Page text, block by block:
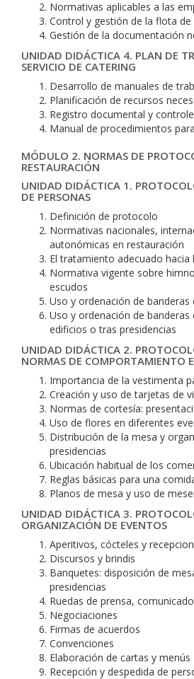
Normativas aplicables a las
Control y gestión de la flota de
Gestión de la documentación
UNIDAD DIDÁCTICA 4. PLAN DE
SERVICIO DE CATERING
Desarrollo de manuales de
Planificación de recursos
Registro documental y
Manual de procedimientos
MÓDULO 2. NORMAS DE
RESTAURACIÓN
UNIDAD DIDÁCTICA 1.
DE PERSONAS
Definición de protocolo
Normativas nacionales,
autonómicas en restauración
El tratamiento adecuado hacia
Normativa vigente sobre
escudos
Uso y ordenación de
Uso y ordenación de banderas
edificios o tras presidencias
UNIDAD DIDÁCTICA 2.
NORMAS DE COMPORTAMIENTO
Importancia de la vestimenta
Creación y uso de tarjetas de
Normas de cortesía:
Uso de flores en diferentes
Distribución de la mesa y
presidencias
Ubicación habitual de los
Reglas básicas para una
Planos de mesa y uso de
UNIDAD DIDÁCTICA 3.
ORGANIZACIÓN DE EVENTOS
Aperitivos, cócteles y
Discursos y brindis
Banquetes: disposición de
presidencias
Ruedas de prensa,
Negociaciones
Firmas de acuerdos
Convenciones
Elaboración de cartas y menús
Recepción y despedida de